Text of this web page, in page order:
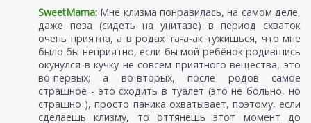
SweetMama: Мне клизма понравилась, на самом деле,
даже поза (сидеть на унитазе) в период схваток
очень приятна, а в родах та-а-ак тужишься, что мне
было бы неприятно, если бы мой ребёнок родившись
окунулся в кучку не совсем приятного вещества, это
во-первых; а во-вторых, после родов самое
страшное - это сходить в туалет (это не больно, но
страшно ), просто паника охватывает, поэтому, если
сделаешь клизму, то оттянешь этот момент до